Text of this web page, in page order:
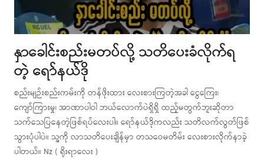
နှာခေါင်းစည်းမတပ်လို့ သတိပေးခံလိုက်ရ
တဲ့ ရော်နယ်ဒို
စည်းမျဉ်းစည်းကမ်းကို တန်ဖိုးထား လေးစားကြတဲ့အခါ ငွေကြေး၊
ကျော်ကြားမှု၊ အာဏာပါဝါ ဘယ်လောက်ပဲရှိရှိ ထည့်မတွက်ဘူးဆိုတာ
သက်သေပြနေတဲ့ဖြစ်ရပ်လေးပါ။ ရော်နယ်ဒိုကလည်း သတိလက်လွတ်ဖြစ်
သွားပုံပါပဲ။ သူ့ကို လာသတိပေးချိန်မှာ တသဝေမတိမ်း လေးစားလိုက်နာခဲ့
ပါတယ်။ Nz ( ရိုးရာလေး )